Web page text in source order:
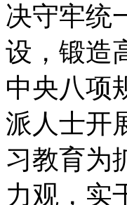
决守牢统
设，锻造
中央八项
派人士开
习教育为
力观，实